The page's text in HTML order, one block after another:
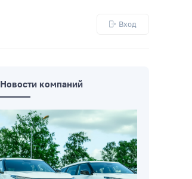
Вход
Новости компаний